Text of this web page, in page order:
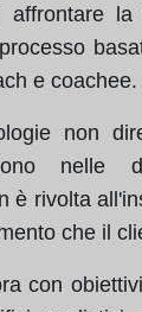
affrontare
e coachee.
non
nelle
è rivolta
che il
con